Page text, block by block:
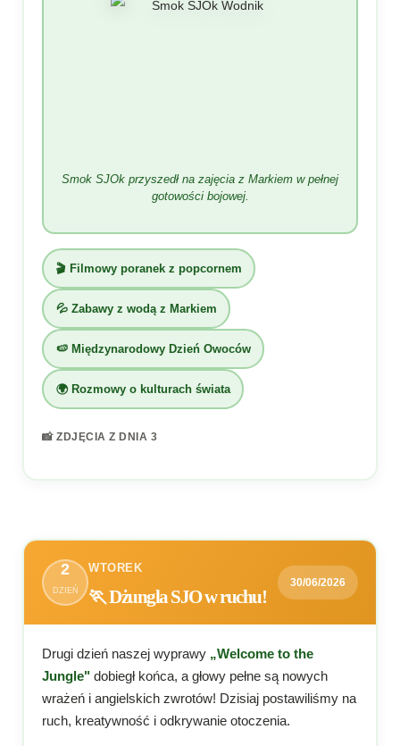
Smok SJOk przyszedł na zajęcia z Markiem w pełnej
gotowości bojowej.
🎬 Filmowy poranek z popcornem
💦 Zabawy z wodą z Markiem
🍉 Międzynarodowy Dzień Owoców
🌍 Rozmowy o kulturach świata
📸 ZDJĘCIA Z DNIA 3
2
DZIEŃ
WTOREK
🏃 Dżungla SJO w ruchu!
30/06/2026
Drugi dzień naszej wyprawy „Welcome to the
Jungle" dobiegł końca, a głowy pełne są nowych
wrażeń i angielskich zwrotów! Dzisiaj postawiliśmy na
ruch, kreatywność i odkrywanie otoczenia.